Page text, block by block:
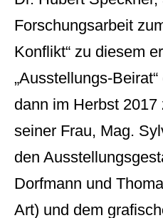
Forschungsarbeit
Konflikt“ zu diesem
„Ausstellungs-
dann im Herbst
seiner Frau, Mag.
den
Dorfmann und
Art) und dem